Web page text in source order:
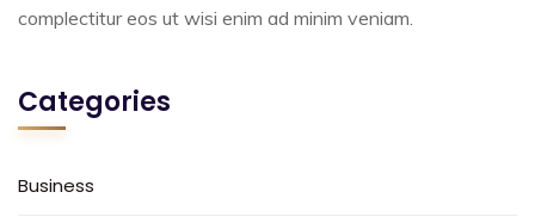
complectitur eos ut wisi enim ad minim veniam.
Categories
Business